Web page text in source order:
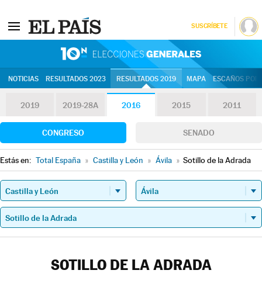
SUSCRÍBETE
NOTICIAS RESULTADOS 2023 RESULTADOS 2019 MAPA ESCAÑOS
2019 2019-28A 2016 2015 2011
CONGRESO SENADO
Estás en: Total España » Castilla y León » Ávila » Sotillo de la Adrada
SOTILLO DE LA ADRADA